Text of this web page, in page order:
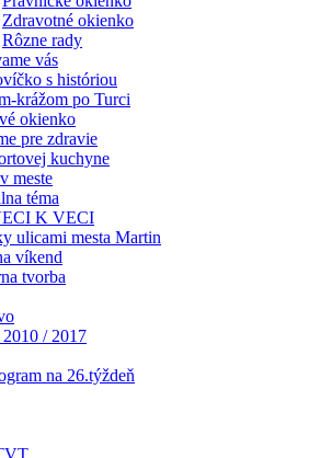
Zdravotné okienko
Rôzne rady
vás
s históriou
krážom po Turci
okienko
pre zdravie
kuchyne
meste
téma
K VECI
ulicami mesta Martin
víkend
tvorba
/ 2017
na 26.týždeň